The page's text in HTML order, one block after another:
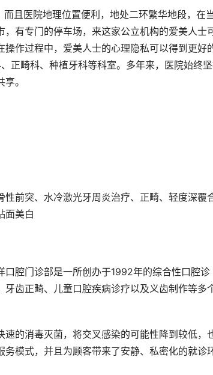
且医院地理位置便利，地处二环繁华地段，在
有专门的停车场，来这家公立机构的爱美人士
作过程中，爱美人士的心理隐私可以得到更好
正畸科、种植牙科等科室。多年来，医院始终
。
前突、水冷激光牙周炎治疗、正畸、轻度深覆
面美白
腔门诊部是一所创办于1992年的综合性口腔诊
齿正畸、儿童口腔疾病诊疗以及义齿制作等多
的消毒灭菌，将交叉感染的可能性降到较低，
模式，并且为顾客带来了安静、私密化的就诊